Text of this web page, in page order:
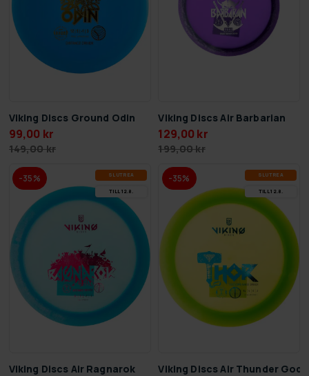
Viking Discs Ground Odin
99,00 kr
149,00 kr
Viking Discs Air Barbarian
129,00 kr
199,00 kr
-35% SLUT­REA
TILL 12.8.
Viking Discs Air Ragnarok
-35% SLUT­REA
TILL 12.8.
Viking Discs Air Thunder God